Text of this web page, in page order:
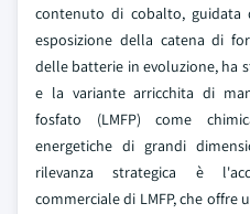
contenuto di cobalto, guidata
esposizione della catena di
delle batterie in evoluzione, ha
e la variante arricchita di
fosfato (LMFP) come
energetiche di grandi
rilevanza strategica è
commerciale di LMFP, che